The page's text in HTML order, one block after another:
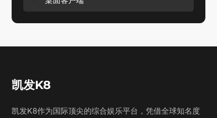
凯发K8
凯发K8作为国际顶尖的综合娱乐平台，凭借全球知名度